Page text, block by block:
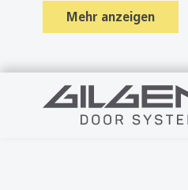
Mehr anzeigen